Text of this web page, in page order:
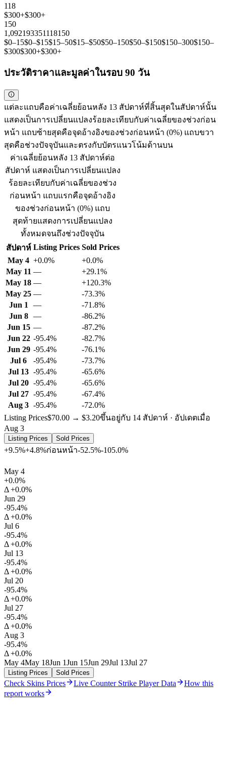
118
$300+$300+
150
1,092193351118150
$0–15$0–$15$15–50$15–$50$50–150$50–$150$150–300$150–
$300$300+$300+
ประวัติราคาและมูลค่าในรอบ 90 วัน
แต่ละแถบคือค่าเฉลี่ยย้อนหลัง 13 สัปดาห์ที่สิ้นสุดในสัปดาห์นั้น
แสดงเป็นการเปลี่ยนแปลงร้อยละเทียบกับค่าเฉลี่ยของช่วงก่อน
หน้า แถบซ้ายสุดคือจุดอ้างอิงของช่วงก่อนหน้า (0%) แถบขวา
สุดคือช่วงปัจจุบันและตรงกับบัตรแนวโน้มด้านบน
ค่าเฉลี่ยย้อนหลัง 13 สัปดาห์ต่อ
สัปดาห์ แสดงเป็นการเปลี่ยนแปลง
ร้อยละเทียบกับค่าเฉลี่ยของช่วง
ก่อนหน้า แถบแรกคือจุดอ้างอิง
ของช่วงก่อนหน้า (0%) แถบ
สุดท้ายแสดงการเปลี่ยนแปลง
ทั้งหมดจนถึงช่วงปัจจุบัน
สัปดาห์ Listing Prices Sold Prices
May 4 +0.0%
+0.0%
May 11 —
+29.1%
May 18 —
+120.3%
May 25 —
-73.3%
Jun 1
—
-71.8%
Jun 8
—
-86.2%
Jun 15 —
-87.2%
Jun 22 -95.4%
-82.7%
Jun 29 -95.4%
-76.1%
Jul 6
-95.4%
-73.7%
Jul 13 -95.4%
-65.6%
Jul 20 -95.4%
-65.6%
Jul 27 -95.4%
-67.4%
Aug 3 -95.4%
-72.0%
Listing Prices$70.00 → $3.20ขึ้นอยู่กับ 14 สัปดาห์ · อัปเดตเมื่อ
Aug 3
Listing Prices Sold Prices
+9.5%+4.8%ก่อนหน้า-52.5%-105.0%
May 4
+0.0%
Δ +0.0%
Jun 29
-95.4%
Δ +0.0%
Jul 6
-95.4%
Δ +0.0%
Jul 13
-95.4%
Δ +0.0%
Jul 20
-95.4%
Δ +0.0%
Jul 27
-95.4%
Δ +0.0%
Aug 3
-95.4%
Δ +0.0%
May 4May 18Jun 1Jun 15Jun 29Jul 13Jul 27
Listing Prices Sold Prices
Check Skins Prices Live Counter Strike Player Data
How this
report works